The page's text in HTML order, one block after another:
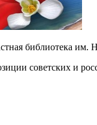
библиотека
советских и